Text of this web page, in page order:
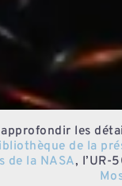
les
de la
de la NASA, l’UR-